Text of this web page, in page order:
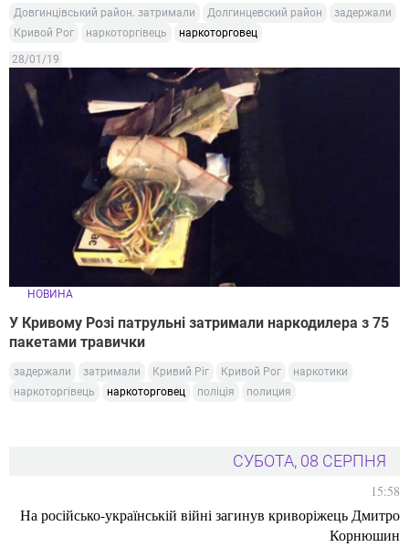
Довгинцівський район. затримали Долгинцевский район
задержали
Кривой Рог
наркоторгівець наркоторговец
28/01/19
НОВИНА
У Кривому Розі патрульні затримали наркодилера з 75
пакетами травички
задержали затримали Кривий Ріг Кривой Рог
наркотики
наркоторгівець
наркоторговец поліція полиция
СУБОТА, 08 СЕРПНЯ
15:58
На російсько-українській війні загинув криворіжець Дмитро
Корнюшин